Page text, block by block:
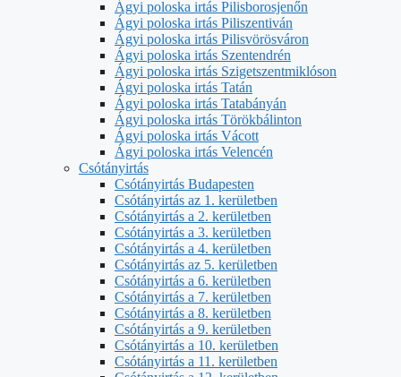
Ágyi poloska irtás Pilisborosjenőn
Ágyi poloska irtás Piliszentiván
Ágyi poloska irtás Pilisvörösváron
Ágyi poloska irtás Szentendrén
Ágyi poloska irtás Szigetszentmiklóson
Ágyi poloska irtás Tatán
Ágyi poloska irtás Tatabányán
Ágyi poloska irtás Törökbálinton
Ágyi poloska irtás Vácott
Ágyi poloska irtás Velencén
Csótányirtás
Csótányirtás Budapesten
Csótányirtás az 1. kerületben
Csótányirtás a 2. kerületben
Csótányirtás a 3. kerületben
Csótányirtás a 4. kerületben
Csótányirtás az 5. kerületben
Csótányirtás a 6. kerületben
Csótányirtás a 7. kerületben
Csótányirtás a 8. kerületben
Csótányirtás a 9. kerületben
Csótányirtás a 10. kerületben
Csótányirtás a 11. kerületben